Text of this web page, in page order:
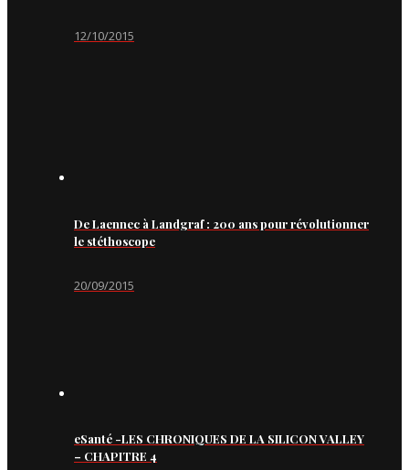
12/10/2015
De Laennec à Landgraf : 200 ans pour révolutionner
le stéthoscope
20/09/2015
eSanté -LES CHRONIQUES DE LA SILICON VALLEY
– CHAPITRE 4